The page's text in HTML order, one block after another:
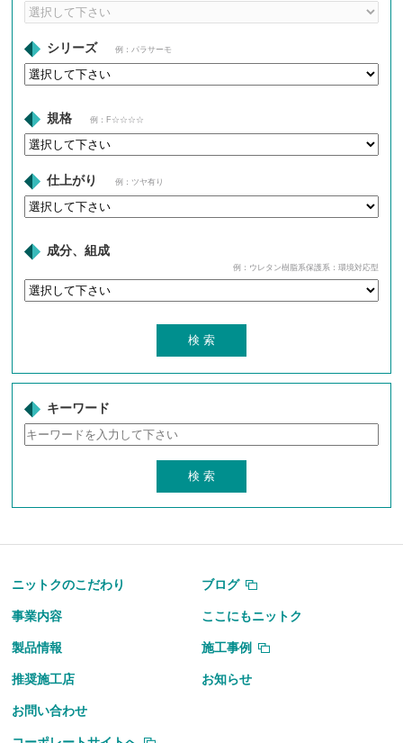
シリーズ 例：パラサーモ
規格 例：F☆☆☆☆
仕上がり 例：ツヤ有り
成分、組成
例：ウレタン樹脂系保護系：環境対応型
キーワード
ニットクのこだわり ブログ
事業内容 ここにもニットク
製品情報 施工事例
推奨施工店 お知らせ
お問い合わせ